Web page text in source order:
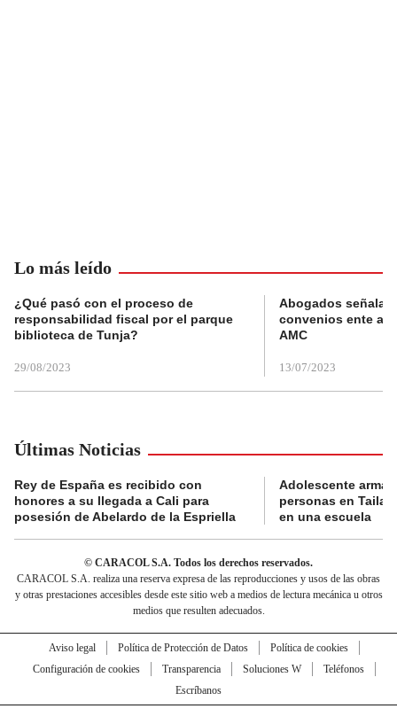
Lo más leído
¿Qué pasó con el proceso de
responsabilidad fiscal por el parque
biblioteca de Tunja?
29/08/2023
Abogados
convenios ente
AMC
13/07/2023
Últimas Noticias
Rey de España es recibido con
honores a su llegada a Cali para
posesión de Abelardo de la Espriella
Adolescente
personas en
en una escuela
© CARACOL S.A. Todos los derechos reservados.
CARACOL S.A. realiza una reserva expresa de las reproducciones y usos de las obras
y otras prestaciones accesibles desde este sitio web a medios de lectura mecánica u otros
medios que resulten adecuados.
Aviso legal Política de Protección de Datos
Política de cookies
Configuración de cookies
Transparencia Soluciones W
Teléfonos
Escríbanos